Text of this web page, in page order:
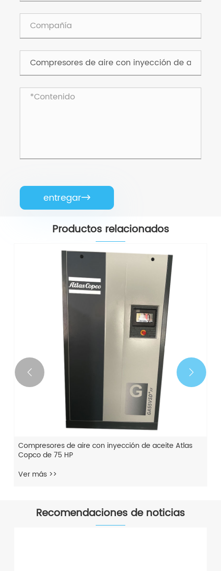
entregar
Productos relacionados
Compresores de aire con inyección de aceite Atlas
Copco de 75 HP
Ver más >>
 
Recomendaciones de noticias